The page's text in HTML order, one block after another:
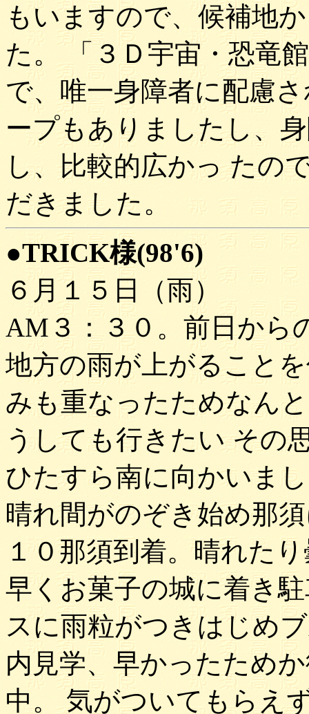
もいますので、候補地
た。 「３Ｄ宇宙・恐竜
で、唯一身障者に配慮
ープもありましたし、
し、比較的広かっ たの
だきました。
●TRICK様(98'6)
６月１５日（雨）
AM３：３０。前日から
地方の雨が上がること
みも重なったためなん
うしても行きたい その
ひたすら南に向かいま
晴れ間がのぞき始め那
１０那須到着。晴れた
早くお菓子の城に着き
スに雨粒がつきはじめ
内見学、早かったため
中。 気がついてもらえ